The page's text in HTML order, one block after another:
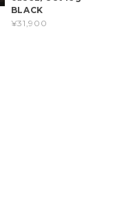
BLACK
¥31,900